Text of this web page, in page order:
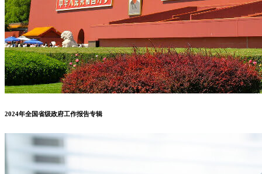
2024年全国省级政府工作报告专辑